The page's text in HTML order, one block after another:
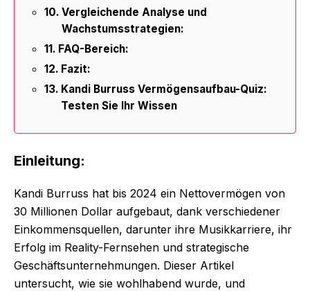
Vergleichende Analyse und
Wachstumsstrategien:
FAQ-Bereich:
Fazit:
Kandi Burruss Vermögensaufbau-Quiz:
Testen Sie Ihr Wissen
Einleitung:
Kandi Burruss hat bis 2024 ein Nettovermögen von
30 Millionen Dollar aufgebaut, dank verschiedener
Einkommensquellen, darunter ihre Musikkarriere, ihr
Erfolg im Reality-Fernsehen und strategische
Geschäftsunternehmungen. Dieser Artikel
untersucht, wie sie wohlhabend wurde, und